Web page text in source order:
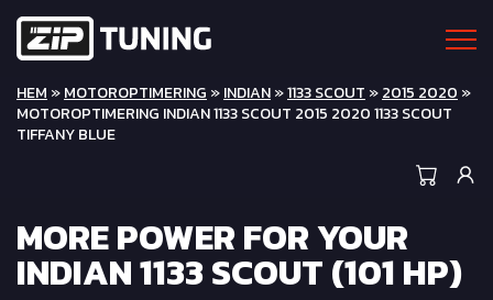
HEM »MOTOROPTIMERING »INDIAN»1133 SCOUT »2015 2020 »
MOTOROPTIMERING INDIAN 1133 SCOUT 2015 2020 1133 SCOUT
TIFFANY BLUE
MORE POWER FOR YOUR
INDIAN 1133 SCOUT (101 HP)